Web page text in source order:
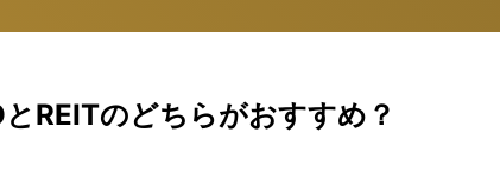
REITのどちらがおすすめ？